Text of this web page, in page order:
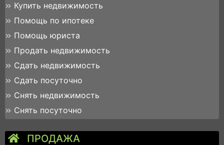
Купить недвижимость
Помощь по ипотеке
Помощь юриста
Продать недвижимость
Сдать недвижимость
Сдать посуточно
Снять недвижимость
Снять посуточно
ПРОДАЖА